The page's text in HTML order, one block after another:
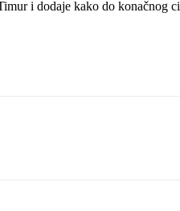
i dodaje kako do konačnog